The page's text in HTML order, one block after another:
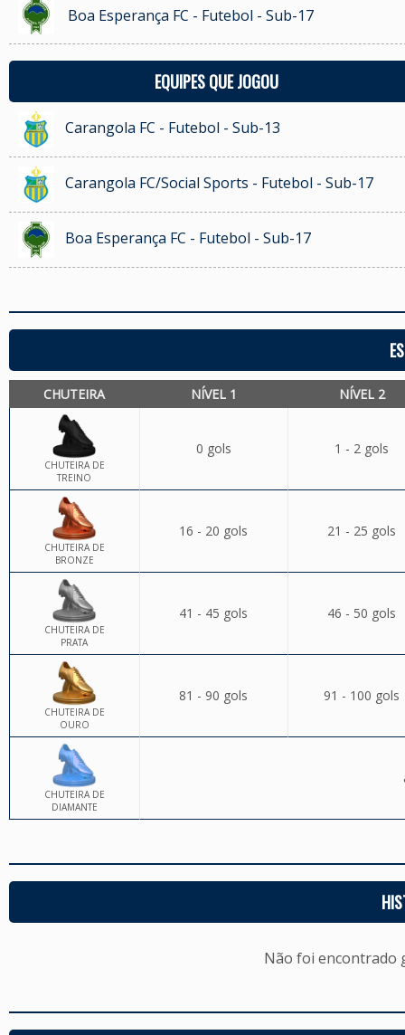
Boa Esperança FC - Futebol - Sub-17
EQUIPES QUE JOGOU
Carangola FC - Futebol - Sub-13
Carangola FC/Social Sports - Futebol - Sub-17
Boa Esperança FC - Futebol - Sub-17
CHUTEIRA NÍVEL 1 NÍVEL 2
CHUTEIRA DE
TREINO
0 gols 1 - 2 gols
CHUTEIRA DE
BRONZE
16 - 20 gols 21 - 25 gols
CHUTEIRA DE
PRATA
41 - 45 gols 46 - 50 gols
CHUTEIRA DE
OURO
81 - 90 gols 91 - 100 gols
CHUTEIRA DE
DIAMANTE
Não foi encontrado